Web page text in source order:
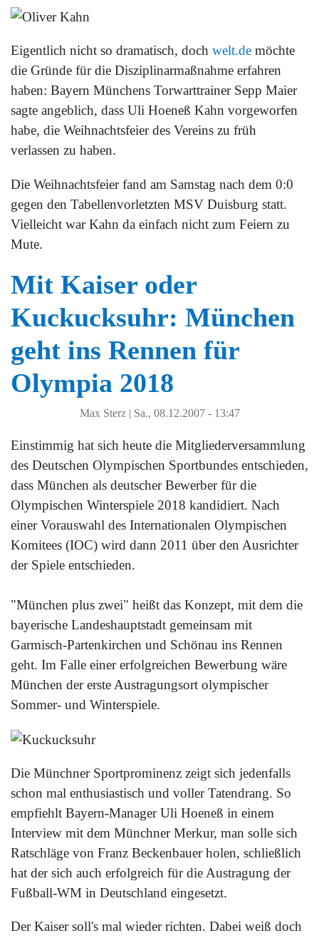
Eigentlich nicht so dramatisch, doch welt.de möchte
die Gründe für die Disziplinarmaßnahme erfahren
haben: Bayern Münchens Torwarttrainer Sepp Maier
sagte angeblich, dass Uli Hoeneß Kahn vorgeworfen
habe, die Weihnachtsfeier des Vereins zu früh
verlassen zu haben.
Die Weihnachtsfeier fand am Samstag nach dem 0:0
gegen den Tabellenvorletzten MSV Duisburg statt.
Vielleicht war Kahn da einfach nicht zum Feiern zu
Mute.
Mit Kaiser oder
Kuckucksuhr: München
geht ins Rennen für
Olympia 2018
Max Sterz | Sa., 08.12.2007 - 13:47
Einstimmig hat sich heute die Mitgliederversammlung
des Deutschen Olympischen Sportbundes entschieden,
dass München als deutscher Bewerber für die
Olympischen Winterspiele 2018 kandidiert. Nach
einer Vorauswahl des Internationalen Olympischen
Komitees (IOC) wird dann 2011 über den Ausrichter
der Spiele entschieden.
"München plus zwei" heißt das Konzept, mit dem die
bayerische Landeshauptstadt gemeinsam mit
Garmisch-Partenkirchen und Schönau ins Rennen
geht. Im Falle einer erfolgreichen Bewerbung wäre
München der erste Austragungsort olympischer
Sommer- und Winterspiele.
Die Münchner Sportprominenz zeigt sich jedenfalls
schon mal enthusiastisch und voller Tatendrang. So
empfiehlt Bayern-Manager Uli Hoeneß in einem
Interview mit dem Münchner Merkur, man solle sich
Ratschläge von Franz Beckenbauer holen, schließlich
hat der sich auch erfolgreich für die Austragung der
Fußball-WM in Deutschland eingesetzt.
Der Kaiser soll's mal wieder richten. Dabei weiß doch